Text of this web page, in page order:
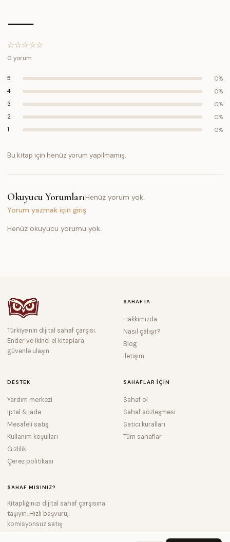
—
☆☆☆☆☆
0 yorum
5 0%
4 0%
3 0%
2 0%
1 0%
Bu kitap için henüz yorum yapılmamış.
Okuyucu YorumlarıHenüz yorum yok.
Yorum yazmak için giriş
Henüz okuyucu yorumu yok.
Türkiye'nin dijital sahaf çarşısı.
Ender ve ikinci el kitaplara
güvenle ulaşın.
SAHAFTA
Hakkımızda
Nasıl çalışır?
Blog
İletişim
DESTEK
Yardım merkezi
İptal & iade
Mesafeli satış
Kullanım koşulları
Gizlilik
Çerez politikası
SAHAFLAR IÇIN
Sahaf ol
Sahaf sözleşmesi
Satıcı kuralları
Tüm sahaflar
SAHAF MISINIZ?
Kitaplığınızı dijital sahaf çarşısına
taşıyın. Hızlı başvuru,
komisyonsuz satış.